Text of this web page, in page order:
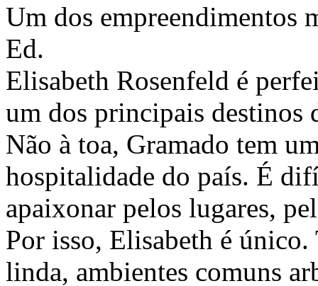
Um dos empreendimentos
Ed.
Elisabeth Rosenfeld é
um dos principais destinos
Não à toa, Gramado tem
hospitalidade do país. É
apaixonar pelos lugares,
Por isso, Elisabeth é
linda, ambientes comuns